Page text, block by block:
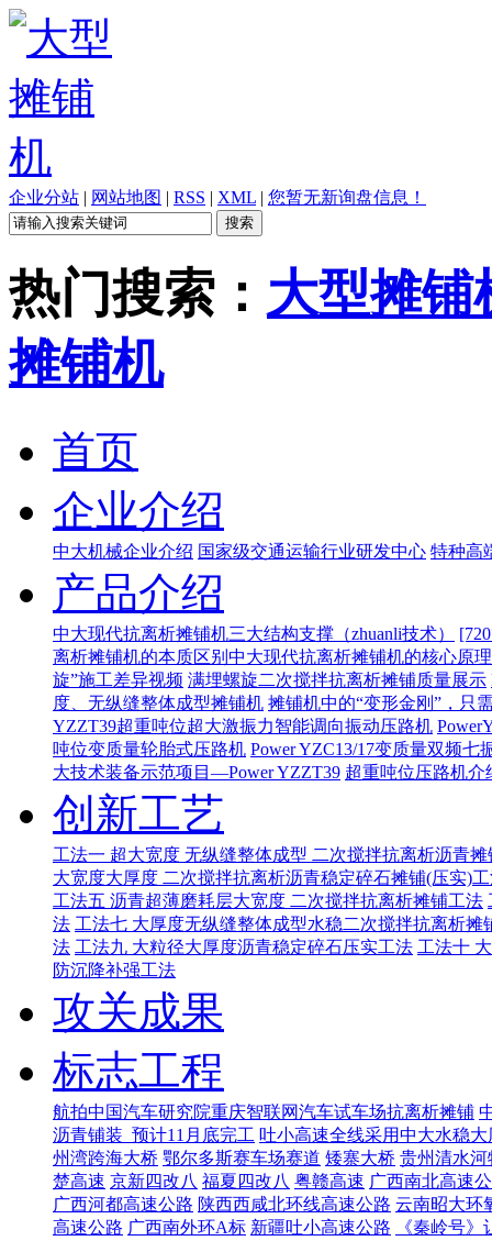
企业分站 | 网站地图 | RSS | XML | 您暂无新询盘信息！
热门搜索： 大型摊铺
摊铺机
首页
企业介绍
中大机械企业介绍 国家级交通运输行业研发中心 特种高
产品介绍
中大现代抗离析摊铺机三大结构支撑（zhuanli技术）
离析摊铺机的本质区别 中大现代抗离析摊铺机的核心原
旋”施工差异视频 满埋螺旋二次搅拌抗离析摊铺质量展示
度、无纵缝整体成型摊铺机 摊铺机中的“变形金刚”，只
YZZT39超重吨位超大激振力智能调向振动压路机
吨位变质量轮胎式压路机 Power YZC13/17变质量双频七
大技术装备示范项目—Power YZZT39 超重吨位压路机介
创新工艺
工法一 超大宽度 无纵缝整体成型 二次搅拌抗离析沥青摊
大宽度大厚度 二次搅拌抗离析沥青稳定碎石摊铺(压实)
工法五 沥青超薄磨耗层大宽度 二次搅拌抗离析摊铺工法
法 工法七 大厚度无纵缝整体成型水稳二次搅拌抗离析摊
法 工法九 大粒径大厚度沥青稳定碎石压实工法 工法十
防沉降补强工法
攻关成果
标志工程
航拍中国汽车研究院重庆智联网汽车试车场抗离析摊铺
沥青铺装_预计11月底完工 吐小高速全线采用中大水稳
州湾跨海大桥 鄂尔多斯赛车场赛道 矮寨大桥 贵州清水
楚高速 京新四改八 福夏四改八 粤赣高速 广西南北高速
广西河都高速公路 陕西西咸北环线高速公路 云南昭大环
高速公路 广西南外环A标 新疆吐小高速公路 《秦岭号